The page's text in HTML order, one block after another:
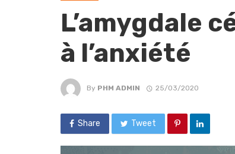
L’amygdale
à l’anxiété
By PHM ADMIN 25/03/2020
Share Tweet